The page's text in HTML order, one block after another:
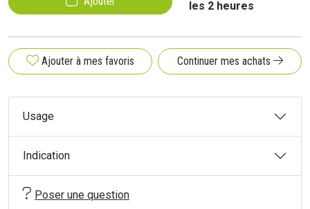
les 2 heures
Ajouter à mes favoris Continuer mes achats
Usage
Indication
Poser une question